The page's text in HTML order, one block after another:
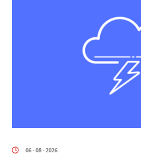
06 - 08 - 2026